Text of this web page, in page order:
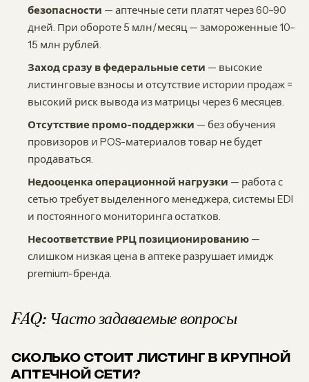
безопасности — аптечные сети платят через 60–90
дней. При обороте 5 млн/месяц — замороженные 10–
15 млн рублей.
Заход сразу в федеральные сети — высокие
листинговые взносы и отсутствие истории продаж =
высокий риск вывода из матрицы через 6 месяцев.
Отсутствие промо-поддержки — без обучения
провизоров и POS-материалов товар не будет
продаваться.
Недооценка операционной нагрузки — работа с
сетью требует выделенного менеджера, системы EDI
и постоянного мониторинга остатков.
Несоответствие РРЦ позиционированию —
слишком низкая цена в аптеке разрушает имидж
premium-бренда.
FAQ: Часто задаваемые вопросы
СКОЛЬКО СТОИТ ЛИСТИНГ В КРУПНОЙ
АПТЕЧНОЙ СЕТИ?